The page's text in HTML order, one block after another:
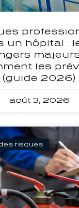
un hôpital :
les
(guide 2026)
août 3, 2026
risques